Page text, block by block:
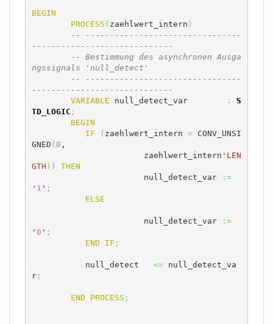
BEGIN
PROCESS ( zaehlwert_intern )
-- --------------------------------
-----------------------------
-- Bestimmung des asynchronen Ausga
ngssignals 'null_detect'
-- --------------------------------
-----------------------------
VARIABLE
null_detect_var :
S
TD_LOGIC ;
BEGIN
IF
( zaehlwert_intern = CONV_UNSI
GNED ( 0 ,
zaehlwert_intern 'LEN
GTH ) )
THEN
		       null_detect_var
:=
' 1 ' ;
ELSE
		       null_detect_var
:=
' 0 ' ;
END
IF ;
<= null_detect_va
r;
END PROCESS ;